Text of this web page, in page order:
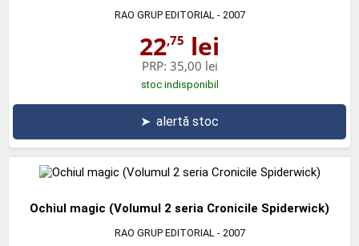
RAO GRUP EDITORIAL - 2007
22,75 lei
PRP: 35,00 lei
stoc indisponibil
➤ alertă stoc
Ochiul magic (Volumul 2 seria Cronicile Spiderwick)
RAO GRUP EDITORIAL - 2007